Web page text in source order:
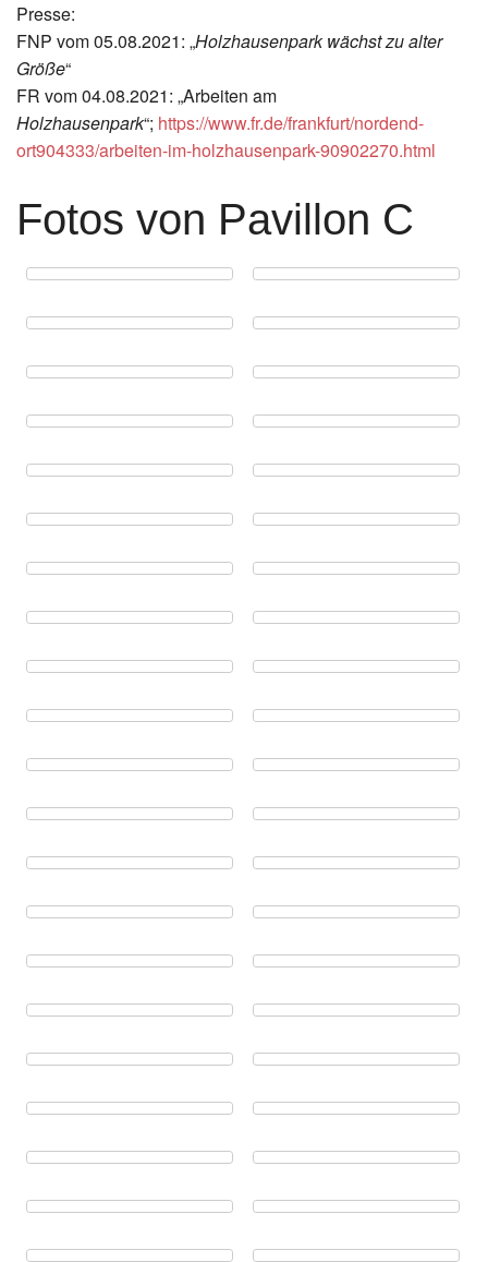
Presse:
FNP vom 05.08.2021: „Holzhausenpark wächst zu alter
Größe“
FR vom 04.08.2021: „Arbeiten am
Holzhausenpark“; https://www.fr.de/frankfurt/nordend-
ort904333/arbeiten-im-holzhausenpark-90902270.html
Fotos von Pavillon C